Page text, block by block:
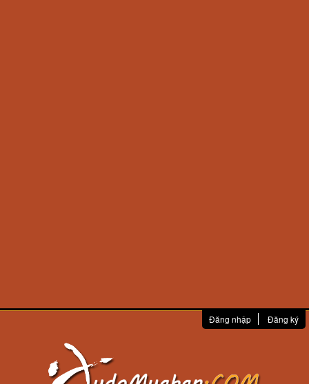
Đăng nhập Đăng ký